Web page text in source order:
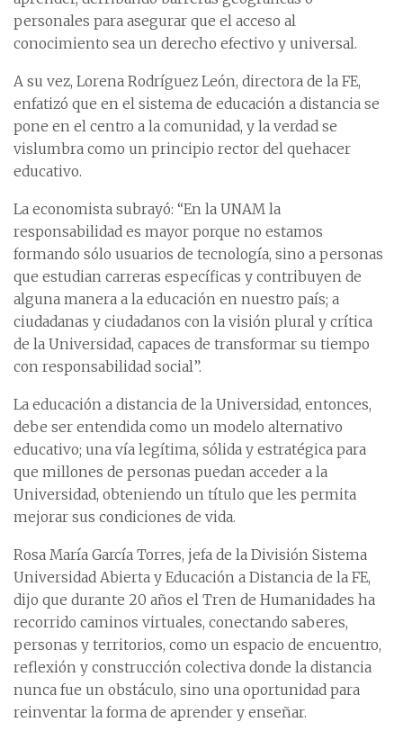
personales para asegurar que el acceso al
conocimiento sea un derecho efectivo y universal.
A su vez, Lorena Rodríguez León, directora de la FE,
enfatizó que en el sistema de educación a distancia se
pone en el centro a la comunidad, y la verdad se
vislumbra como un principio rector del quehacer
educativo.
La economista subrayó: “En la UNAM la
responsabilidad es mayor porque no estamos
formando sólo usuarios de tecnología, sino a personas
que estudian carreras específicas y contribuyen de
alguna manera a la educación en nuestro país; a
ciudadanas y ciudadanos con la visión plural y crítica
de la Universidad, capaces de transformar su tiempo
con responsabilidad social”.
La educación a distancia de la Universidad, entonces,
debe ser entendida como un modelo alternativo
educativo; una vía legítima, sólida y estratégica para
que millones de personas puedan acceder a la
Universidad, obteniendo un título que les permita
mejorar sus condiciones de vida.
Rosa María García Torres, jefa de la División Sistema
Universidad Abierta y Educación a Distancia de la FE,
dijo que durante 20 años el Tren de Humanidades ha
recorrido caminos virtuales, conectando saberes,
personas y territorios, como un espacio de encuentro,
reflexión y construcción colectiva donde la distancia
nunca fue un obstáculo, sino una oportunidad para
reinventar la forma de aprender y enseñar.